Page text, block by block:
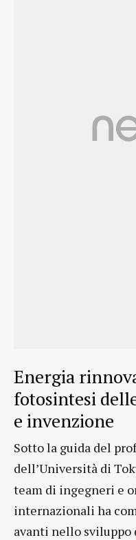
Energia
fotosintesi
e invenzione
Sotto la guida del
dell’Università di
team di ingegneri e
internazionali ha
avanti nello